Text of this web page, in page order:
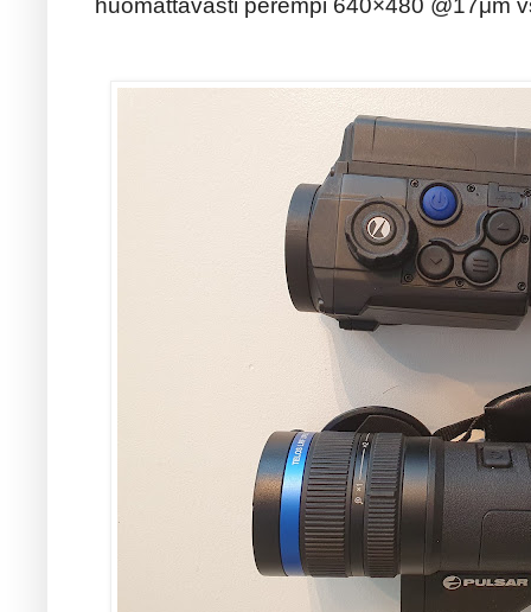
huomattavasti perempi 640×480 @17μm